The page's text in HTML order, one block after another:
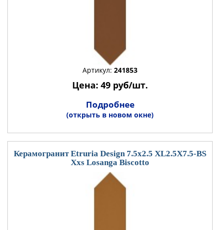
Артикул: 241853
Цена: 49 руб/шт.
Подробнее
(открыть в новом окне)
Керамогранит Etruria Design 7.5x2.5 XL2.5X7.5-BS
Xxs Losanga Biscotto